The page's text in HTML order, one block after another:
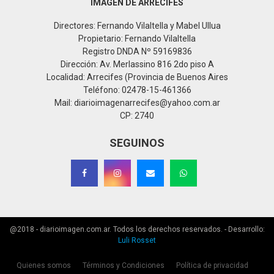
IMAGEN DE ARRECIFES
Directores: Fernando Vilaltella y Mabel Ullua
Propietario: Fernando Vilaltella
Registro DNDA Nº 59169836
Dirección: Av. Merlassino 816 2do piso A
Localidad: Arrecifes (Provincia de Buenos Aires
Teléfono: 02478-15-461366
Mail: diarioimagenarrecifes@yahoo.com.ar
CP: 2740
SEGUINOS
@2018 - diarioimagen.com.ar. Todos los derechos reservados. - Desarrollo:
Luli Rosset
Quienes somos Términos y Condiciones Política de privacidad